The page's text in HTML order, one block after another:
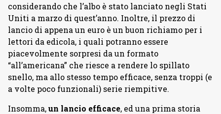
considerando che l’albo è stato lanciato negli Stati
Uniti a marzo di quest’anno. Inoltre, il prezzo di
lancio di appena un euro è un buon richiamo per i
lettori da edicola, i quali potranno essere
piacevolmente sorpresi da un formato
“all’americana” che riesce a rendere lo spillato
snello, ma allo stesso tempo efficace, senza troppi (e
a volte poco funzionali) serie riempitive.
Insomma,un lancio efficace, ed una prima storia